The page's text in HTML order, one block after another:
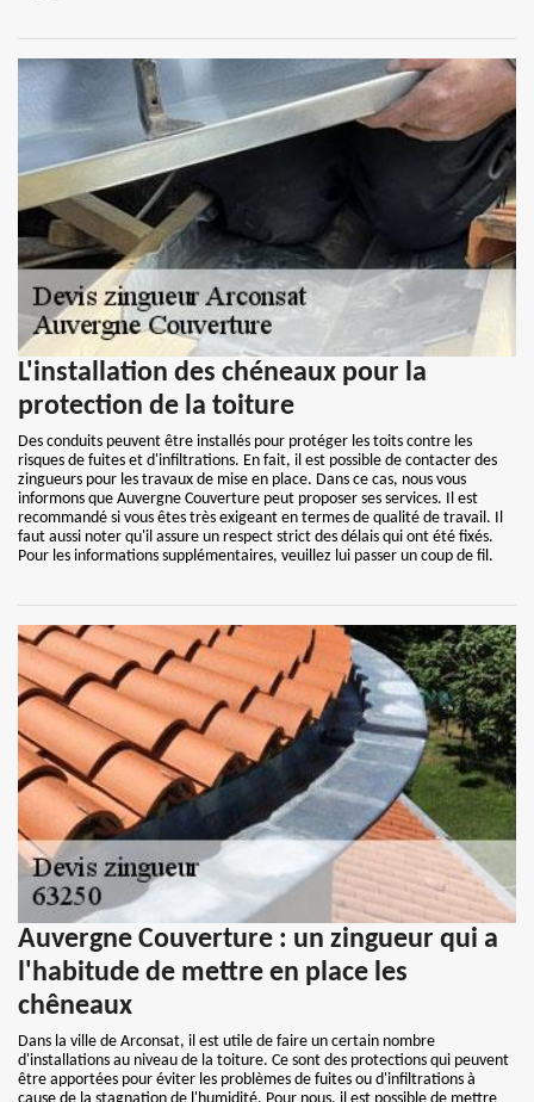
L'installation des chéneaux pour la
protection de la toiture
Des conduits peuvent être installés pour protéger les toits contre les
risques de fuites et d'infiltrations. En fait, il est possible de contacter des
zingueurs pour les travaux de mise en place. Dans ce cas, nous vous
informons que Auvergne Couverture peut proposer ses services. Il est
recommandé si vous êtes très exigeant en termes de qualité de travail. Il
faut aussi noter qu'il assure un respect strict des délais qui ont été fixés.
Pour les informations supplémentaires, veuillez lui passer un coup de fil.
Auvergne Couverture : un zingueur qui a
l'habitude de mettre en place les
chêneaux
Dans la ville de Arconsat, il est utile de faire un certain nombre
d'installations au niveau de la toiture. Ce sont des protections qui peuvent
être apportées pour éviter les problèmes de fuites ou d'infiltrations à